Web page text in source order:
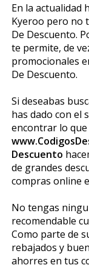
En la actualidad
Kyeroo pero no
De Descuento.
te permite, de
promocionales
De Descuento.
Si deseabas
has dado con el
encontrar lo que
Descuento
de grandes
compras online
No tengas
recomendable
Como parte de
rebajados y
ahorres en tus